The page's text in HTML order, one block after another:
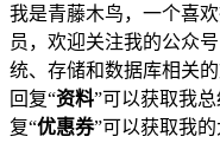
我是青藤木鸟，一个喜
员，欢迎关注我的公众
统、存储和数据库相关
回复“资料”可以获取我
复“优惠券”可以获取我